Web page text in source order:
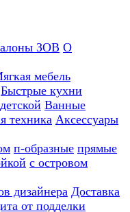
ЗОВ О
мебель
Быстрые кухни
Ванные
техника Аксессуары
п-образные прямые
с островом
дизайнера Доставка
от подделки